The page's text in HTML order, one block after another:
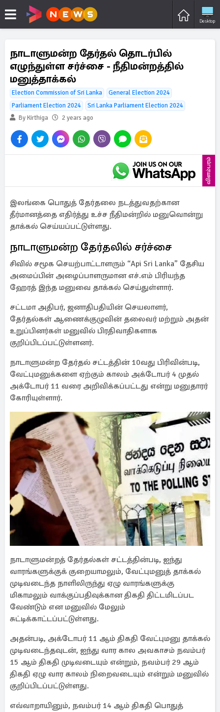
Desktop
நாடாளுமன்ற தேர்தல் தொடர்பில்
எழுந்துள்ள சர்ச்சை - நீதிமன்றத்தில்
மனுத்தாக்கல்
Election Commission of Sri Lanka
General Election 2024
Parliament Election 2024
Sri Lanka Parliament Election 2024
By Kirthiga
2 years ago
விளம்பரம்
இலங்கை பொதுத் தேர்தலை நடத்துவதற்கான
தீர்மானத்தை எதிர்த்து உச்ச நீதிமன்றில் மனுவொன்று
தாக்கல் செய்யப்பட்டுள்ளது.
நாடாளுமன்ற தேர்தலில் சர்ச்சை
சிவில் சமூக செயற்பாட்டாளரும் “Api Sri Lanka” தேசிய
அமைப்பின் அழைப்பாளருமான எச்.எம் பிரியந்த
ஹேரத் இந்த மனுவை தாக்கல் செய்துள்ளார்.
சட்டமா அதிபர், ஜனாதிபதியின் செயலாளர்,
தேர்தல்கள் ஆணைக்குழுவின் தலைவர் மற்றும் அதன்
உறுப்பினர்கள் மனுவில் பிரதிவாதிகளாக
குறிப்பிடப்பட்டுள்ளனர்.
நாடாளுமன்ற தேர்தல் சட்டத்தின் 10வது பிரிவின்படி,
வேட்புமனுக்களை ஏற்கும் காலம் அக்டோபர் 4 முதல்
அக்டோபர் 11 வரை அறிவிக்கப்பட்டது என்று மனுதாரர்
கோரியுள்ளார்.
நாடாளுமன்றத் தேர்தல்கள் சட்டத்தின்படி, ஐந்து
வாரங்களுக்குக் குறையாமலும், வேட்புமனுத் தாக்கல்
முடிவடைந்த நாளிலிருந்து ஏழு வாரங்களுக்கு
மிகாமலும் வாக்குப்பதிவுக்கான திகதி திட்டமிடப்பட
வேண்டும் என மனுவில் மேலும்
சுட்டிக்காட்டப்பட்டுள்ளது.
அதன்படி, அக்டோபர் 11 ஆம் திகதி வேட்புமனு தாக்கல்
முடிவடைந்தவுடன், ஐந்து வார கால அவகாசம் நவம்பர்
15 ஆம் திகதி முடிவடையும் என்றும், நவம்பர் 29 ஆம்
திகதி ஏழு வார காலம் நிறைவடையும் என்றும் மனுவில்
குறிப்பிடப்பட்டுள்ளது.
எவ்வாறாயினும், நவம்பர் 14 ஆம் திகதி பொதுத்